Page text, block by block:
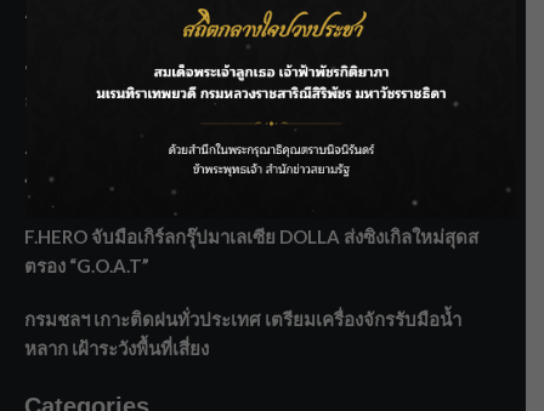
ระบายน้ำศรีสองรักฯ
‘แมน การิน’ แชร์ความเชื่อชวนคิด! “อยากกินอะไรหลังจาก
ลาโลกนี้ ให้ใส่บาตรสิ่งนั้นไว้ตอนยังมีชีวิต”
ราชเลขานุการในพระองค์ฯ ติดตามโครงการหุบกะพง–ห้วย
ทรายใต้ เสริมความมั่นคงน้ำเพชรบุรี
F.HERO จับมือเกิร์ลกรุ๊ปมาเลเซีย DOLLA ส่งซิงเกิลใหม่สุดส
ตรอง “G.O.A.T”
กรมชลฯ เกาะติดฝนทั่วประเทศ เตรียมเครื่องจักรรับมือน้ำ
หลาก เฝ้าระวังพื้นที่เสี่ยง